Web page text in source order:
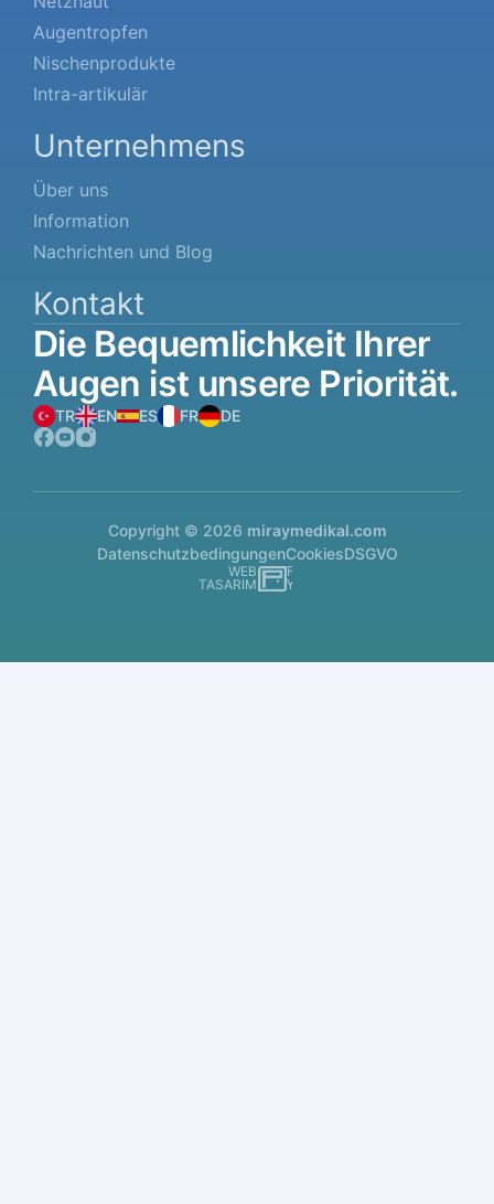
Augentropfen
Nischenprodukte
Intra-artikulär
Unternehmens
Über uns
Information
Nachrichten und Blog
Kontakt
Die Bequemlichkeit Ihrer
Augen ist unsere Priorität.
TR EN ES FR DE
Copyright © 2026 miraymedikal.com
DatenschutzbedingungenCookiesDSGVO
WEB
TASARIM
İSTANBUL WEB TASARIM AJANSI - PENTA